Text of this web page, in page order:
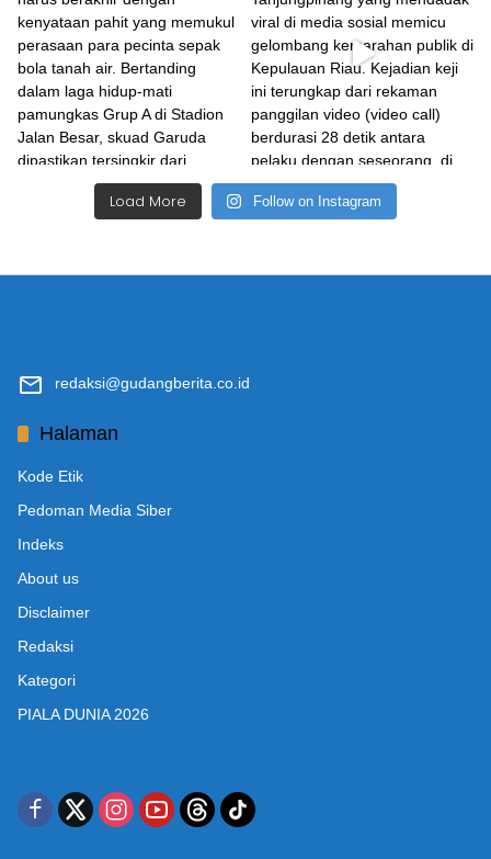
Load More Follow on Instagram
redaksi@gudangberita.co.id
Halaman
Kode Etik
Pedoman Media Siber
Indeks
About us
Disclaimer
Redaksi
Kategori
PIALA DUNIA 2026